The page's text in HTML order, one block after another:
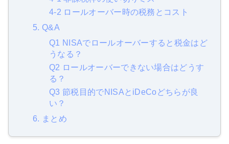
4-2 ロールオーバー時の税務とコスト
5. Q&A
Q1 NISAでロールオーバーすると税金はど
うなる？
Q2 ロールオーバーできない場合はどうす
る？
Q3 節税目的でNISAとiDeCoどちらが良
い？
6. まとめ